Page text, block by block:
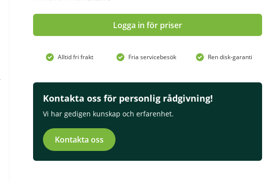
Logga in för priser
Alltid fri frakt Fria servicebesök Ren disk-garanti
Kontakta oss för personlig rådgivning!
Vi har gedigen kunskap och erfarenhet.
Kontakta oss